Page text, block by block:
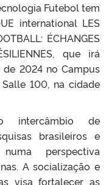
Futebol tem
international LES
ÉCHANGES
que irá
2024 no Campus
100, na cidade
intercâmbio de
brasileiros e
perspectiva
A socialização e
visa fortalecer as